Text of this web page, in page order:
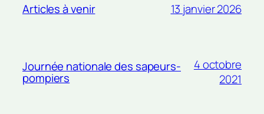
Articles à venir 13 janvier 2026
Journée nationale des sapeurs-
pompiers
4 octobre
2021